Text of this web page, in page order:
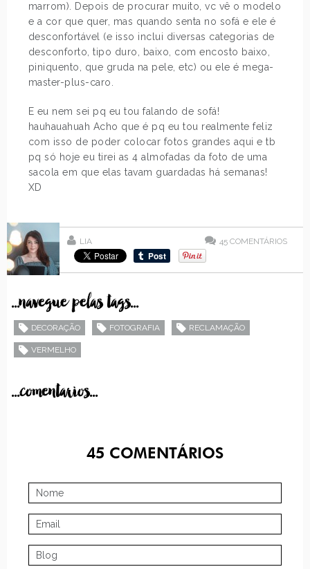
marrom). Depois de procurar muito, vc vê o modelo
e a cor que quer, mas quando senta no sofá e ele é
desconfortável (e isso inclui diversas categorias de
desconforto, tipo duro, baixo, com encosto baixo,
piniquento, que gruda na pele, etc) ou ele é mega-
master-plus-caro.
E eu nem sei pq eu tou falando de sofá!
hauhauahuah Acho que é pq eu tou realmente feliz
com isso de poder colocar fotos grandes aqui e tb
pq só hoje eu tirei as 4 almofadas da foto de uma
sacola em que elas tavam guardadas há semanas!
XD
LIA 45 COMENTÁRIOS
...navegue pelas tags...
DECORAÇÃO FOTOGRAFIA RECLAMAÇÃO
VERMELHO
...comentarios...
45 COMENTÁRIOS